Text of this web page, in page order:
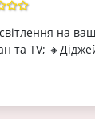
на
та TV;